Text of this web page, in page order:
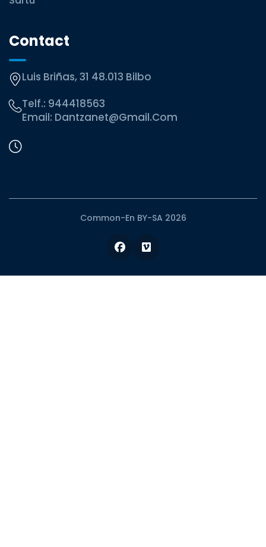
Contact
Luis Briñas, 31 48.013 Bilbo
Telf.: 944418563
Email: Dantzanet@gmail.com
Common-En BY-SA 2026
Facebook
Vimeo